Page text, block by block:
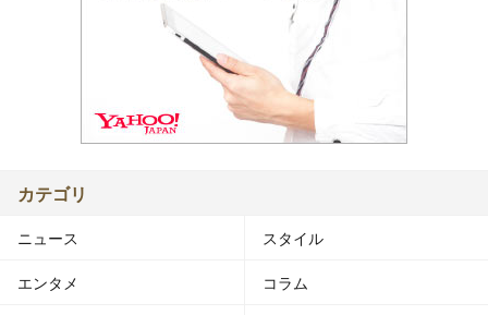
カテゴリ
ニュース スタイル
エンタメ コラム